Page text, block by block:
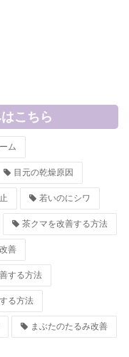
こちら
ム
目元の乾燥原因
若いのにシワ
茶クマを改善する方法
善
する方法
る方法
まぶたのたるみ改善